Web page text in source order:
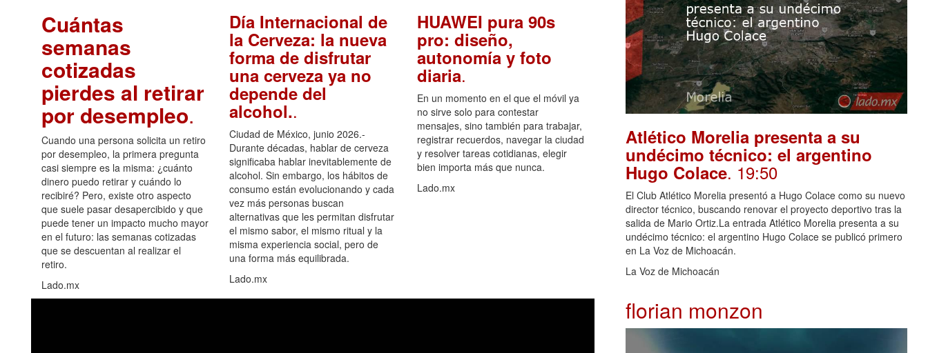
Cuántas
semanas
cotizadas
pierdes al retirar
por desempleo.
Cuando una persona solicita un retiro
por desempleo, la primera pregunta
casi siempre es la misma: ¿cuánto
dinero puedo retirar y cuándo lo
recibiré? Pero, existe otro aspecto
que suele pasar desapercibido y que
puede tener un impacto mucho mayor
en el futuro: las semanas cotizadas
que se descuentan al realizar el
retiro.
Lado.mx
Día Internacional de
la Cerveza: la nueva
forma de disfrutar
una cerveza ya no
depende del
alcohol..
Ciudad de México, junio 2026.-
Durante décadas, hablar de cerveza
significaba hablar inevitablemente de
alcohol. Sin embargo, los hábitos de
consumo están evolucionando y cada
vez más personas buscan
alternativas que les permitan disfrutar
el mismo sabor, el mismo ritual y la
misma experiencia social, pero de
una forma más equilibrada.
Lado.mx
HUAWEI pura 90s
pro: diseño,
autonomía y foto
diaria.
En un momento en el que el móvil ya
no sirve solo para contestar
mensajes, sino también para trabajar,
registrar recuerdos, navegar la ciudad
y resolver tareas cotidianas, elegir
bien importa más que nunca.
Lado.mx
Atlético Morelia presenta a su
undécimo técnico: el argentino
Hugo Colace. 19:50
El Club Atlético Morelia presentó a Hugo Colace como su nuevo
director técnico, buscando renovar el proyecto deportivo tras la
salida de Mario Ortiz.La entrada Atlético Morelia presenta a su
undécimo técnico: el argentino Hugo Colace se publicó primero
en La Voz de Michoacán.
La Voz de Michoacán
florian monzon